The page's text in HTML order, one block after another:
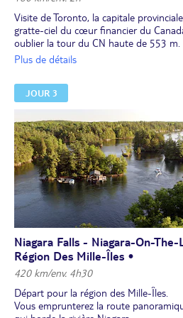
Visite de Toronto, la capitale
gratte-ciel du cœur financier du
oublier la tour du CN haute de 553
sera proposée en option (avec
Puis, route pour les chutes du Niagara !
Déjeuner dans un restaurant avec vue
chutes canadiennes. L'ampleur des
ne manqueront pas de vous
Vous pourrez également vous offrir
réserver et à régler sur place) un
hélicoptère.
Dîner libre.
Retour à l'hôtel par vos propres
minutes de marche depuis les
Nuit à l’hôtel.
Plus de détails
JOUR 3
Niagara Falls - Niagara-On-
Région Des Mille-Îles •
420 km/env. 4h30
Départ pour la région des Mille-Îles.
Vous emprunterez la route